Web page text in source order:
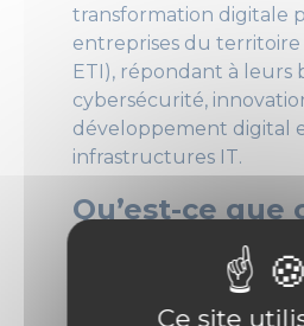
Ce site
transformation digitale
entreprises du territoire
ETI), répondant à leurs
cybersécurité,
développement digital
infrastructures IT.
Qu’est-ce que
Forum